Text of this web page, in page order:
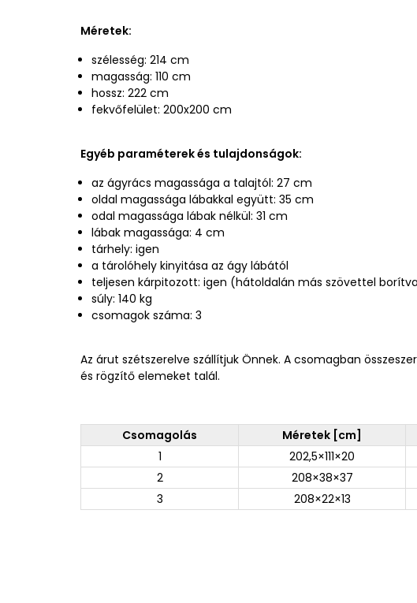
Méretek:
szélesség: 214 cm
magasság: 110 cm
hossz: 222 cm
fekvőfelület: 200x200 cm
Egyéb paraméterek és tulajdonságok:
az ágyrács magassága a talajtól: 27 cm
oldal magassága lábakkal együtt: 35 cm
odal magassága lábak nélkül: 31 cm
lábak magassága: 4 cm
tárhely: igen
a tárolóhely kinyitása az ágy lábától
teljesen kárpitozott: igen (hátoldalán más szövettel
súly: 140 kg
csomagok száma: 3
Az árut szétszerelve szállítjuk Önnek. A csomagban
és rögzítő elemeket talál.
Csomagolás Méretek [cm]
1
202,5×111×20
2
208×38×37
3
208×22×13